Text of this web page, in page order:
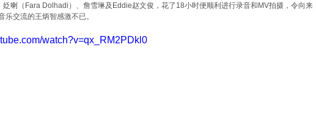
姂喇（Fara Dolhadi）、詹雪琳及Eddie赵文俊，花了18小时便顺利进行录音和MV拍摄，令向来
乐交流的王炳智感激不已。
watch?v=qx_RM2PDkl0